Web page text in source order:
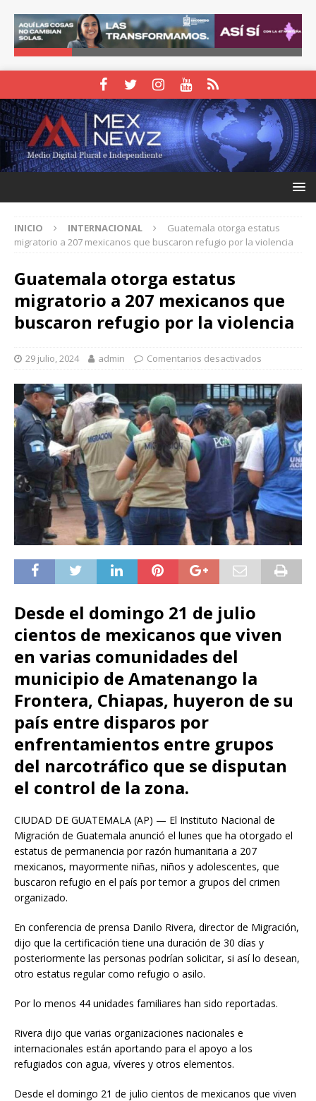
INICIO INTERNACIONAL
Guatemala otorga estatus
migratorio a 207 mexicanos que buscaron refugio por la violencia
Guatemala otorga estatus
migratorio a 207 mexicanos que
buscaron refugio por la violencia
29 julio, 2024 admin Comentarios desactivados
Desde el domingo 21 de julio
cientos de mexicanos que viven
en varias comunidades del
municipio de Amatenango la
Frontera, Chiapas, huyeron de su
país entre disparos por
enfrentamientos entre grupos
del narcotráfico que se disputan
el control de la zona.
CIUDAD DE GUATEMALA (AP) — El Instituto Nacional de
Migración de Guatemala anunció el lunes que ha otorgado el
estatus de permanencia por razón humanitaria a 207
mexicanos, mayormente niñas, niños y adolescentes, que
buscaron refugio en el país por temor a grupos del crimen
organizado.
En conferencia de prensa Danilo Rivera, director de Migración,
dijo que la certificación tiene una duración de 30 días y
posteriormente las personas podrían solicitar, si así lo desean,
otro estatus regular como refugio o asilo.
Por lo menos 44 unidades familiares han sido reportadas.
Rivera dijo que varias organizaciones nacionales e
internacionales están aportando para el apoyo a los
refugiados con agua, víveres y otros elementos.
Desde el domingo 21 de julio cientos de mexicanos que viven